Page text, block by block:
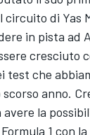
circuito di Yas
in pista ad
cresciuto
test che
anno.
la
1 con la